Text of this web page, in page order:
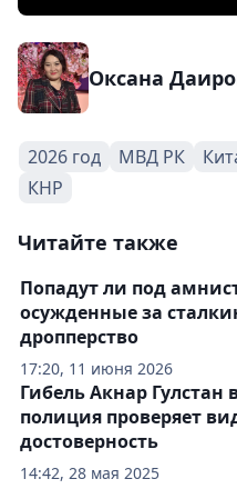
Оксана
2026 год МВД РК
КНР
Читайте также
17:20, 11 июня 2026
Попадут ли под
осужденные за
дропперство
14:42, 28 мая 2025
Гибель Акнар Гулстан
полиция проверяет
достоверность